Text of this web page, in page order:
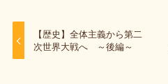
【歴史】全体主義から第二
次世界大戦へ ～後編～